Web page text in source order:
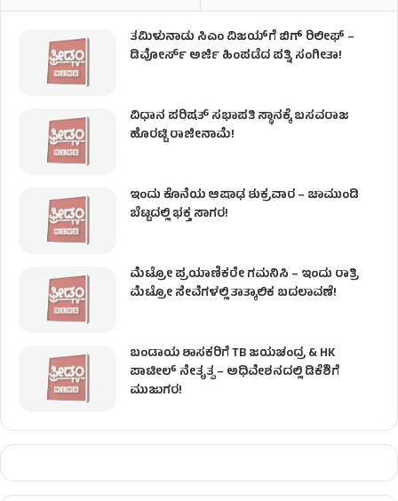
ತಮಿಳುನಾಡು ಸಿಎಂ ವಿಜಯ್‌ಗೆ ಬಿಗ್ ರಿಲೀಫ್ –
ಡಿವೋರ್ಸ್ ಅರ್ಜಿ ಹಿಂಪಡೆದ ಪತ್ನಿ ಸಂಗೀತಾ!
ವಿಧಾನ ಪರಿಷತ್ ಸಭಾಪತಿ ಸ್ಥಾನಕ್ಕೆ ಬಸವರಾಜ
ಹೊರಟ್ಟಿ ರಾಜೀನಾಮೆ!
ಇಂದು ಕೊನೆಯ ಆಷಾಢ ಶುಕ್ರವಾರ – ಚಾಮುಂಡಿ
ಬೆಟ್ಟದಲ್ಲಿ ಭಕ್ತ ಸಾಗರ!
ಮೆಟ್ರೋ ಪ್ರಯಾಣಿಕರೇ ಗಮನಿಸಿ – ಇಂದು ರಾತ್ರಿ
ಮೆಟ್ರೋ ಸೇವೆಗಳಲ್ಲಿ ತಾತ್ಕಾಲಿಕ ಬದಲಾವಣೆ!
ಬಂಡಾಯ ಶಾಸಕರಿಗೆ TB ಜಯಚಂದ್ರ & HK
ಪಾಟೀಲ್ ನೇತೃತ್ವ – ಅಧಿವೇಶನದಲ್ಲಿ ಡಿಕೆಶಿಗೆ
ಮುಜುಗರ!